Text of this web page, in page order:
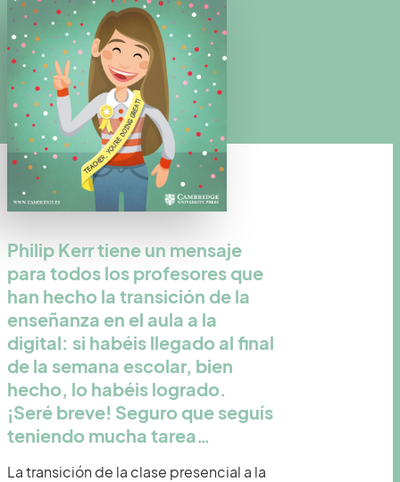
Philip Kerr tiene un mensaje
para todos los profesores que
han hecho la transición de la
enseñanza en el aula a la
digital: si habéis llegado al final
de la semana escolar, bien
hecho, lo habéis logrado.
¡Seré breve! Seguro que seguís
teniendo mucha tarea…
La transición de la clase presencial a la